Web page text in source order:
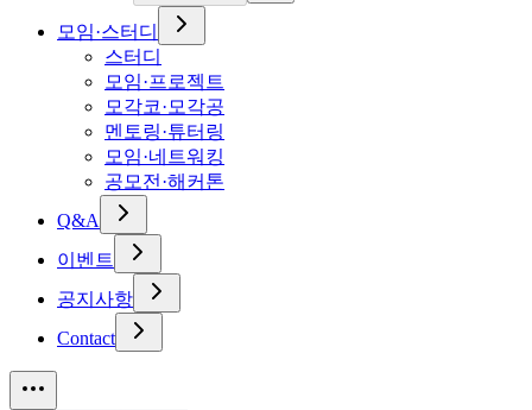
모임·스터디
스터디
모임·프로젝트
모각코·모각공
멘토링·튜터링
모임·네트워킹
공모전·해커톤
Q&A
이벤트
공지사항
Contact